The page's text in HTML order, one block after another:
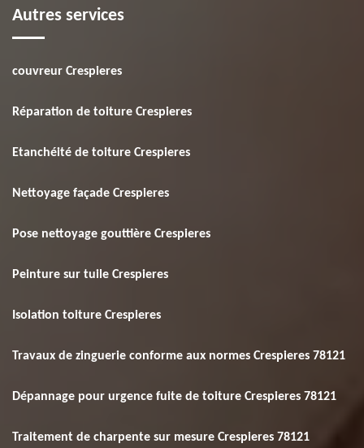
Autres services
couvreur Crespieres
Réparation de toiture Crespieres
Etanchéité de toiture Crespieres
Nettoyage façade Crespieres
Pose nettoyage gouttière Crespieres
Peinture sur tuile Crespieres
Isolation toiture Crespieres
Travaux de zinguerie conforme aux normes Crespieres 78121
Dépannage pour urgence fuite de toiture Crespieres 78121
Traitement de charpente sur mesure Crespieres 78121